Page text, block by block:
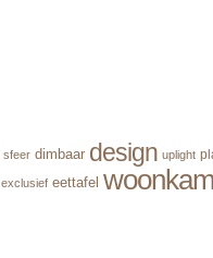
sfeer dimbaar design uplight
exclusief eettafel